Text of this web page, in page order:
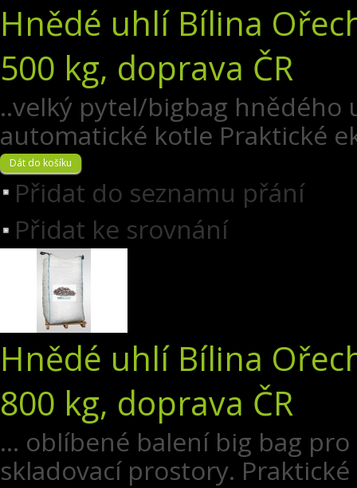
Hnědé uhlí Bílina
500 kg, doprava ČR
..velký pytel/bigbag hnědého
automatické kotle Praktické
Přidat do seznamu přání
Přidat ke srovnání
Hnědé uhlí Bílina
800 kg, doprava ČR
... oblíbené balení big bag
skladovací prostory.